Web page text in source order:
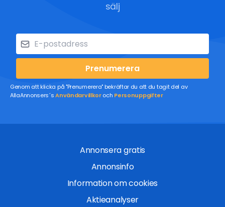
sälj
Prenumerera
Genom att klicka på "Prenumerera" bekräftar du att du tagit del av
AllaAnnonsers´sAnvändarvillkoroch Personuppgifter
Annonsera gratis
Annonsinfo
Information om cookies
Aktieanalyser